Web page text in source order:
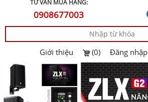
TƯ VẤN MUA HÀNG:
0908677003
Giới thiệu (0) Đăng nhập